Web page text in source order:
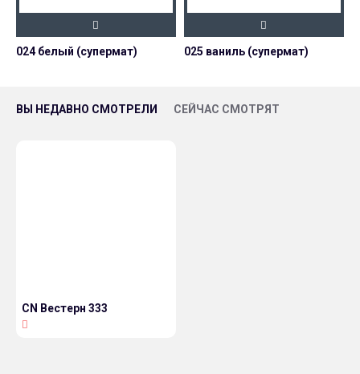
024 белый (супермат) 025 ваниль (супермат)
ВЫ НЕДАВНО СМОТРЕЛИ СЕЙЧАС СМОТРЯТ
CN Вестерн 333